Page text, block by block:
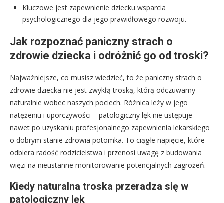
Kluczowe jest zapewnienie dziecku wsparcia
psychologicznego dla jego prawidłowego rozwoju.
Jak rozpoznać paniczny strach o
zdrowie dziecka i odróżnić go od troski?
Najważniejsze, co musisz wiedzieć, to że paniczny strach o
zdrowie dziecka nie jest zwykłą troską, którą odczuwamy
naturalnie wobec naszych pociech. Różnica leży w jego
natężeniu i uporczywości – patologiczny lęk nie ustępuje
nawet po uzyskaniu profesjonalnego zapewnienia lekarskiego
o dobrym stanie zdrowia potomka. To ciągłe napięcie, które
odbiera radość rodzicielstwa i przenosi uwagę z budowania
więzi na nieustanne monitorowanie potencjalnych zagrożeń.
Kiedy naturalna troska przeradza się w
patologiczny lęk